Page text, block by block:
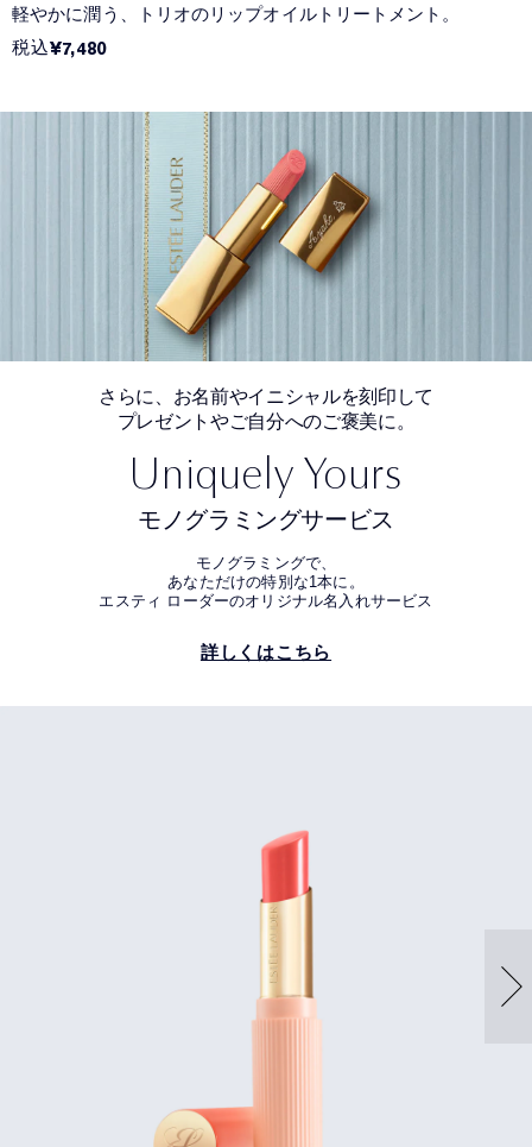
軽やかに潤う、トリオのリップオイルトリートメント。
税込¥7,480
さらに、お名前やイニシャルを刻印して
プレゼントやご自分へのご褒美に。
Uniquely Yours
モノグラミングサービス
モノグラミングで、
あなただけの特別な1本に。
エスティ ローダーのオリジナル名入れサービス
詳しくはこちら